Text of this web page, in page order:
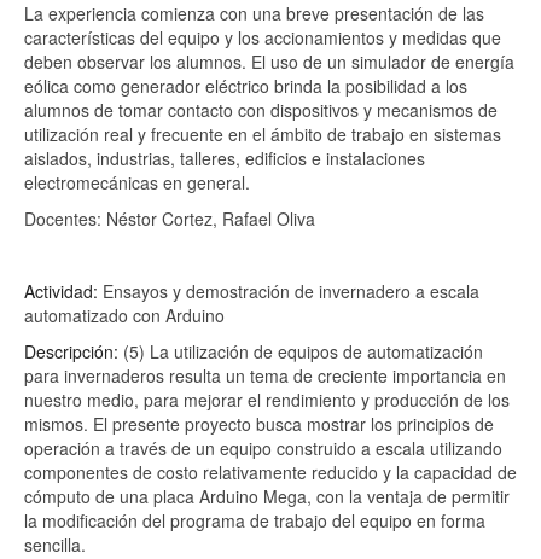
La experiencia comienza con una breve presentación de las
características del equipo y los accionamientos y medidas que
deben observar los alumnos. El uso de un simulador de energía
eólica como generador eléctrico brinda la posibilidad a los
alumnos de tomar contacto con dispositivos y mecanismos de
utilización real y frecuente en el ámbito de trabajo en sistemas
aislados, industrias, talleres, edificios e instalaciones
electromecánicas en general.
Docentes: Néstor Cortez, Rafael Oliva
Actividad: Ensayos y demostración de invernadero a escala
automatizado con Arduino
Descripción: (5) La utilización de equipos de automatización
para invernaderos resulta un tema de creciente importancia en
nuestro medio, para mejorar el rendimiento y producción de los
mismos. El presente proyecto busca mostrar los principios de
operación a través de un equipo construido a escala utilizando
componentes de costo relativamente reducido y la capacidad de
cómputo de una placa Arduino Mega, con la ventaja de permitir
la modificación del programa de trabajo del equipo en forma
sencilla.